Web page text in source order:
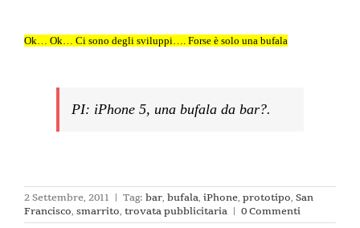
Ok… Ok… Ci sono degli sviluppi…. Forse è solo una bufala
PI: iPhone 5, una bufala da bar?.
2 Settembre, 2011 | Tag: bar, bufala, iPhone, prototipo, San
Francisco, smarrito, trovata pubblicitaria | 0 Commenti